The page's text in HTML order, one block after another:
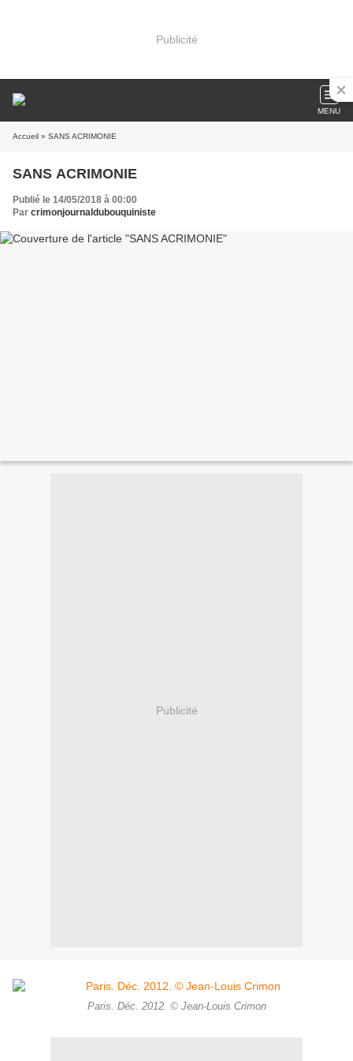
Publicité
MENU
Accueil » SANS ACRIMONIE
SANS ACRIMONIE
Publié le 14/05/2018 à 00:00
Par crimonjournaldubouquiniste
Publicité
Paris. Déc. 2012. © Jean-Louis Crimon